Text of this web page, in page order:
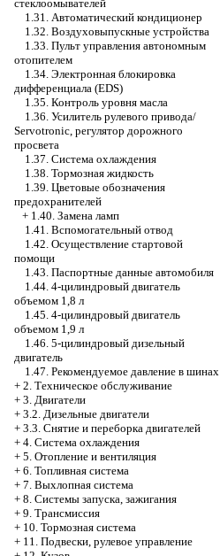
стеклоомывателей
1.31. Автоматический кондиционер
1.32. Воздуховыпускные устройства
1.33. Пульт управления автономным
отопителем
1.34. Электронная блокировка
дифференциала (EDS)
1.35. Контроль уровня масла
1.36. Усилитель рулевого привода/
Servotronic, регулятор дорожного
просвета
1.37. Система охлаждения
1.38. Тормозная жидкость
1.39. Цветовые обозначения
предохранителей
+ 1.40. Замена ламп
1.41. Вспомогательный отвод
1.42. Осуществление стартовой
помощи
1.43. Паспортные данные автомобиля
1.44. 4-цилиндровый двигатель
объемом 1,8 л
1.45. 4-цилиндровый двигатель
объемом 1,9 л
1.46. 5-цилиндровый дизельный
двигатель
1.47. Рекомендуемое давление в шинах
+ 2. Техническое обслуживание
+ 3. Двигатели
+ 3.2. Дизельные двигатели
+ 3.3. Снятие и переборка двигателей
+ 4. Система охлаждения
+ 5. Отопление и вентиляция
+ 6. Топливная система
+ 7. Выхлопная система
+ 8. Системы запуска, зажигания
+ 9. Трансмиссия
+ 10. Тормозная система
+ 11. Подвески, рулевое управление